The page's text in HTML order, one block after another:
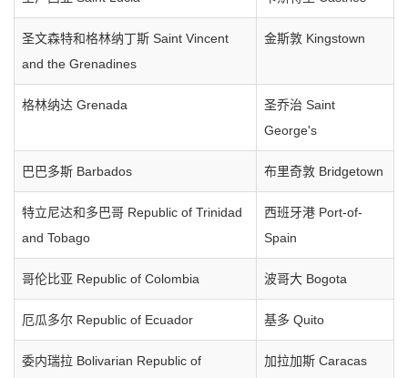
圣文森特和格林纳丁斯 Saint Vincent
and the Grenadines
金斯敦 Kingstown
格林纳达 Grenada
圣乔治 Saint
George's
巴巴多斯 Barbados 布里奇敦 Bridgetown
特立尼达和多巴哥 Republic of Trinidad
and Tobago
西班牙港 Port-of-
Spain
哥伦比亚 Republic of Colombia 波哥大 Bogota
厄瓜多尔 Republic of Ecuador 基多 Quito
委内瑞拉 Bolivarian Republic of
加拉加斯 Caracas